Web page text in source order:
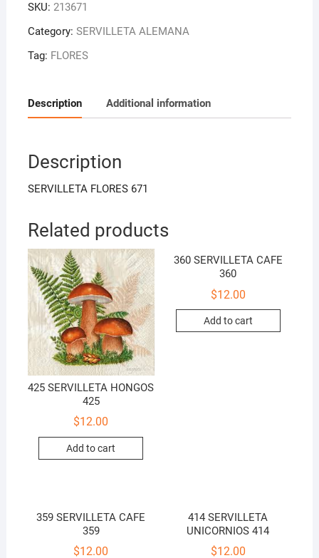
SKU: 213671
Category: SERVILLETA ALEMANA
Tag: FLORES
Description Additional information
Description
SERVILLETA FLORES 671
Related products
425 SERVILLETA HONGOS
425
$12.00
Add to cart
360 SERVILLETA CAFE
360
$12.00
Add to cart
359 SERVILLETA CAFE
359
$12.00
414 SERVILLETA
UNICORNIOS 414
$12.00